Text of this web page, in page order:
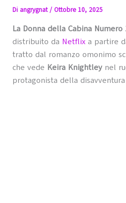
Di angrygnat/ Ottobre 10, 2025
La Donna della Cabina Numero
distribuito da Netflixa partire
tratto dal romanzo omonimo
che vede Keira Knightleynel
protagonista della